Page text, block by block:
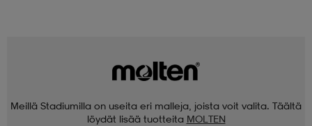
Meillä Stadiumilla on useita eri malleja, joista voit valita. Täältä
löydät lisää tuotteita MOLTEN